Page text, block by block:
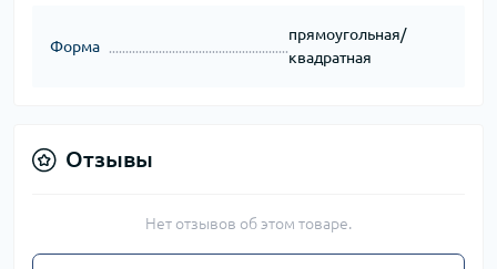
Форма
прямоугольная/
квадратная
Отзывы
Нет отзывов об этом товаре.